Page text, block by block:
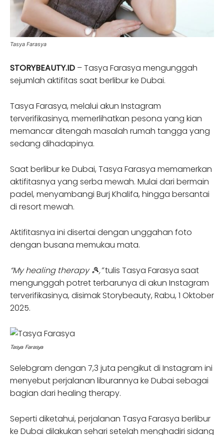
Tasya Farasya
STORYBEAUTY.ID – Tasya Farasya mengunggah
sejumlah aktifitas saat berlibur ke Dubai.
Tasya Farasya, melalui akun Instagram
terverifikasinya, memerlihatkan pesona yang kian
memancar ditengah masalah rumah tangga yang
sedang dihadapinya.
Saat berlibur ke Dubai, Tasya Farasya memamerkan
aktifitasnya yang serba mewah. Mulai dari bermain
padel, menyambangi Burj Khalifa, hingga bersantai
di resort mewah.
Aktifitasnya ini disertai dengan unggahan foto
dengan busana memukau mata.
“My healing therapy 🎾,”tulis Tasya Farasya saat
mengunggah potret terbarunya di akun Instagram
terverifikasinya, disimak Storybeauty, Rabu, 1 Oktober
2025.
Tasya Farasya
Selebgram dengan 7,3 juta pengikut di Instagram ini
menyebut perjalanan liburannya ke Dubai sebagai
bagian dari healing therapy.
Seperti diketahui, perjalanan Tasya Farasya berlibur
ke Dubai dilakukan sehari setelah menghadiri sidang